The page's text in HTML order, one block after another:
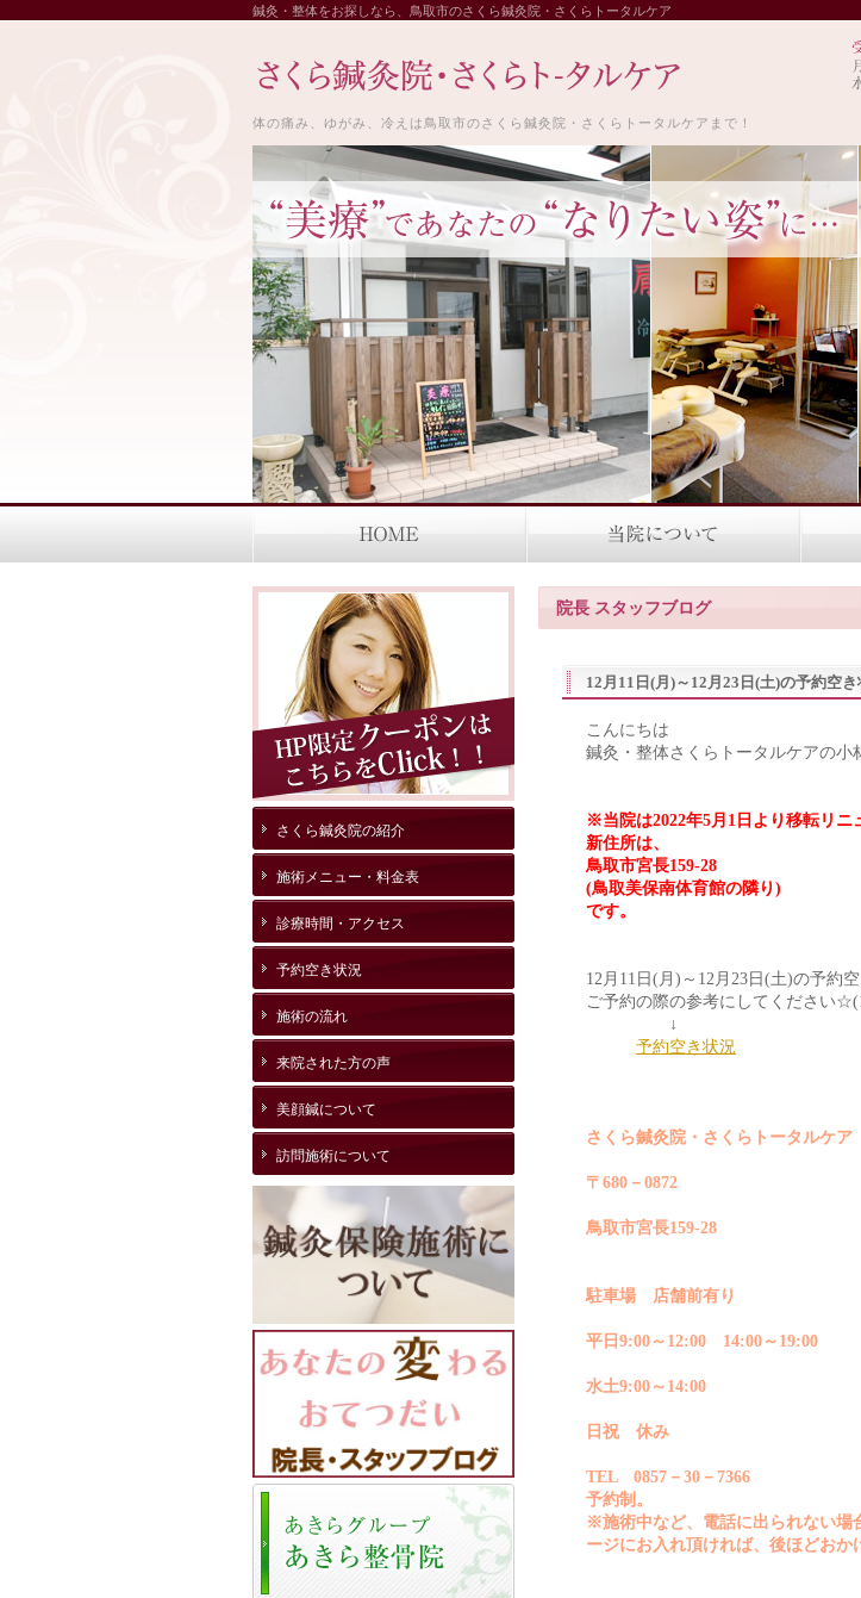
鍼灸・整体をお探しなら、鳥取市のさくら鍼灸院・さくらトータルケア
体の痛み、ゆがみ、冷えは鳥取市のさくら鍼灸院・さくらトータルケアまで！
院長 スタッフブログ
12月11日(月)～12月23日(土)の予約空
こんにちは
鍼灸・整体さくらトータルケアの小
※当院は2022年5月1日より移転リニ
新住所は、
鳥取市宮長159-28
(鳥取美保南体育館の隣り)
です。
12月11日(月)～12月23日(土)の予約
ご予約の際の参考にしてください
↓
予約空き状況
さくら鍼灸院・さくらトータルケア
〒680－0872
鳥取市宮長159-28
駐車場 店舗前有り
平日9:00～12:00 14:00～19:00
水土9:00～14:00
日祝 休み
TEL 0857－30－7366
予約制。
※施術中など、電話に出られない場
ージにお入れ頂ければ、後ほどおか
さくら鍼灸院の紹介
施術メニュー・料金表
診療時間・アクセス
予約空き状況
施術の流れ
来院された方の声
美顔鍼について
訪問施術について